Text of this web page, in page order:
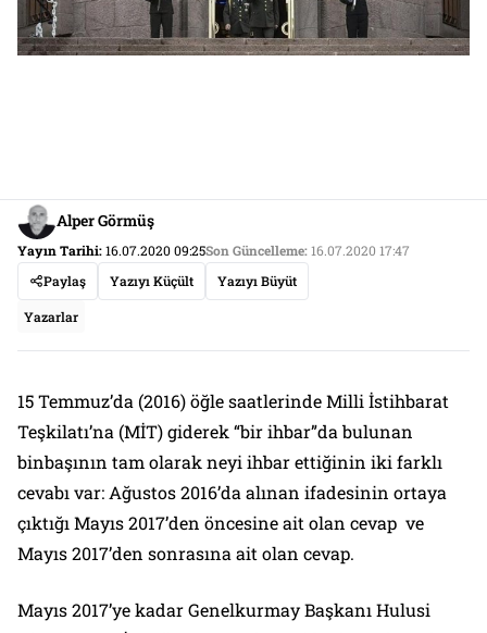
Alper Görmüş
Yayın Tarihi:16.07.2020 09:25Son Güncelleme:16.07.2020 17:47
Paylaş
Yazıyı Küçült Yazıyı Büyüt
Yazarlar
15 Temmuz’da (2016) öğle saatlerinde Milli İstihbarat
Teşkilatı’na (MİT) giderek “bir ihbar”da bulunan
binbaşının tam olarak neyi ihbar ettiğinin iki farklı
cevabı var: Ağustos 2016’da alınan ifadesinin ortaya
çıktığı Mayıs 2017’den öncesine ait olan cevap ve
Mayıs 2017’den sonrasına ait olan cevap.
Mayıs 2017’ye kadar Genelkurmay Başkanı Hulusi